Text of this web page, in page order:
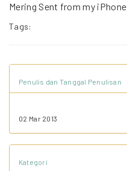
Mering Sent from my iPhone
Tags:
Penulis dan Tanggal Penulisan
02 Mar 2013
Kategori